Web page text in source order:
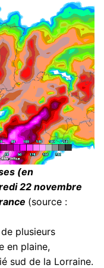
(en
22 novembre
(source :
plusieurs
en plaine,
sud de la Lorraine.